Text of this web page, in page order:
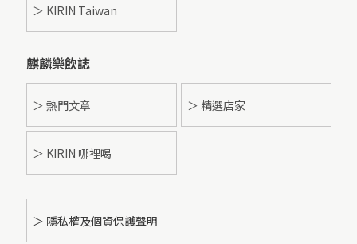
＞ KIRIN Taiwan
麒麟樂飲誌
＞ 熱門文章 ＞ 精選店家
＞ KIRIN 哪裡喝
＞ 隱私權及個資保護聲明